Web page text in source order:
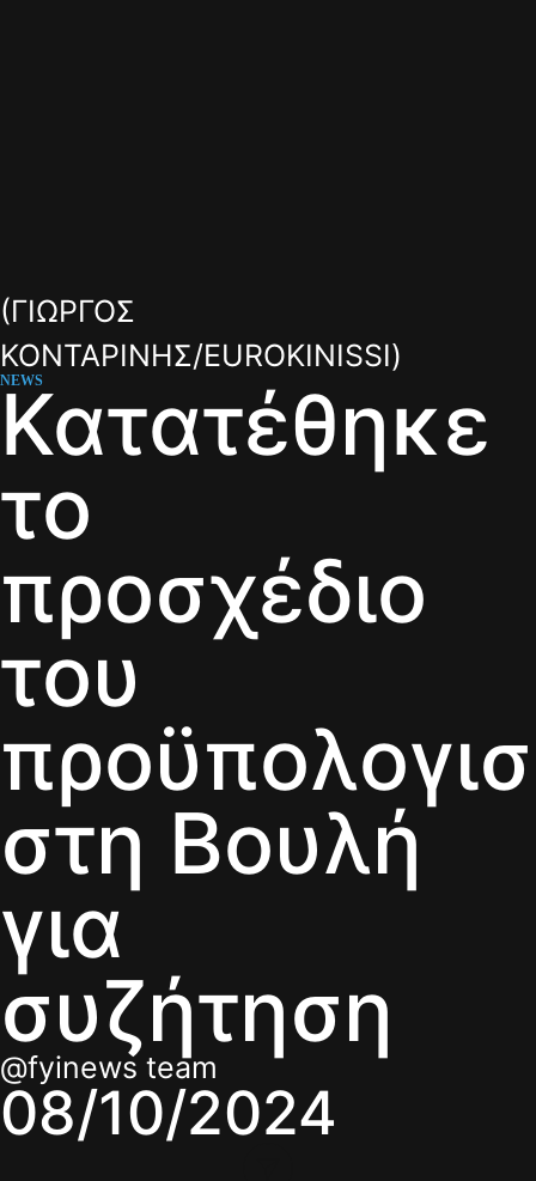
(ΓΙΩΡΓΟΣ
ΚΟΝΤΑΡΙΝΗΣ/EUROKINISSI)
NEWS
Κατατέθηκε
το
προσχέδιο
του
στη Βουλή
για
συζήτηση
@fyinews team
08/10/2024